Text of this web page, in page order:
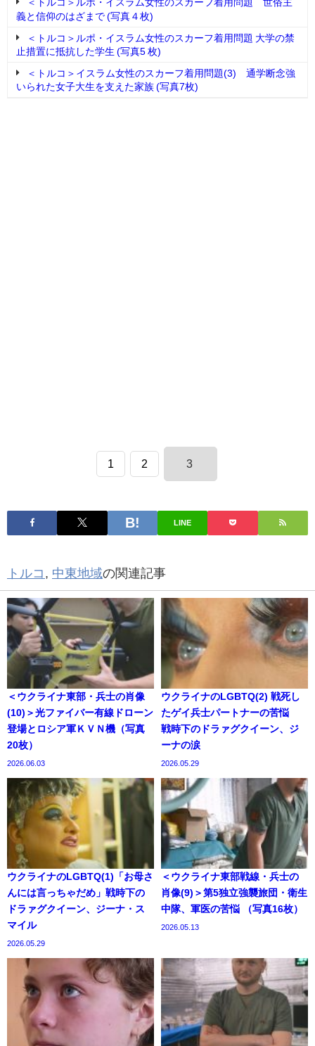
＜トルコ＞ルポ・イスラム女性のスカーフ着用問題 世俗主
義と信仰のはざまで (写真４枚)
＜トルコ＞ルポ・イスラム女性のスカーフ着用問題 大学の禁
止措置に抵抗した学生 (写真5 枚)
＜トルコ＞イスラム女性のスカーフ着用問題(3) 通学断念強
いられた女子大生を支えた家族 (写真7枚)
1 2 3
LINE
トルコ , 中東地域の関連記事
＜ウクライナ東部・兵士の肖像
(10)＞光ファイバー有線ドローン
登場とロシア軍ＫＶＮ機（写真
20枚）
2026.06.03
ウクライナのLGBTQ(2) 戦死し
たゲイ兵士パートナーの苦悩
戦時下のドラァグクイーン、ジ
ーナの涙
2026.05.29
ウクライナのLGBTQ(1)「お母さ
んには言っちゃだめ」戦時下の
ドラァグクイーン、ジーナ・ス
マイル
2026.05.29
＜ウクライナ東部戦線・兵士の
肖像(9)＞第5独立強襲旅団・衛生
中隊、軍医の苦悩 （写真16枚）
2026.05.13